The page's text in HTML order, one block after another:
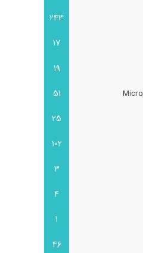
243
17
19
51
25
102
3
4
1
46